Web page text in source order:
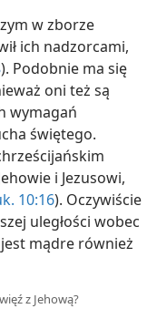
w zborze
ich nadzorcami,
). Podobnie ma się
oni też są
wymagań
świętego.
i Jezusowi,
10:16). Oczywiście
uległości wobec
mądre również
z Jehową?